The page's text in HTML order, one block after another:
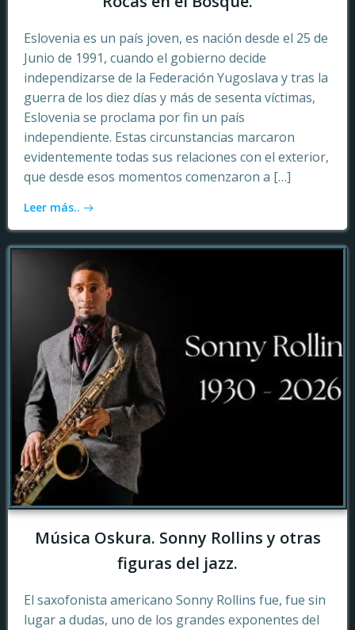
Eslovenia es un país joven, es nación desde el 25 de
Junio de 1991, cuando el gobierno decide
independizarse de la Federación Yugoslava y tras la
guerra de los diez días y más de sesenta víctimas,
Eslovenia se proclama por fin un país
independiente. Estas circunstancias marcaron
evidentemente todas sus relaciones con el exterior,
que desde esos momentos comenzaron a […]
Leer más..
Música Oskura. Sonny Rollins y otras
figuras del jazz.
El saxofonista americano Sonny Rollins fue, fue sin
lugar a dudas, uno de los grandes exponentes del